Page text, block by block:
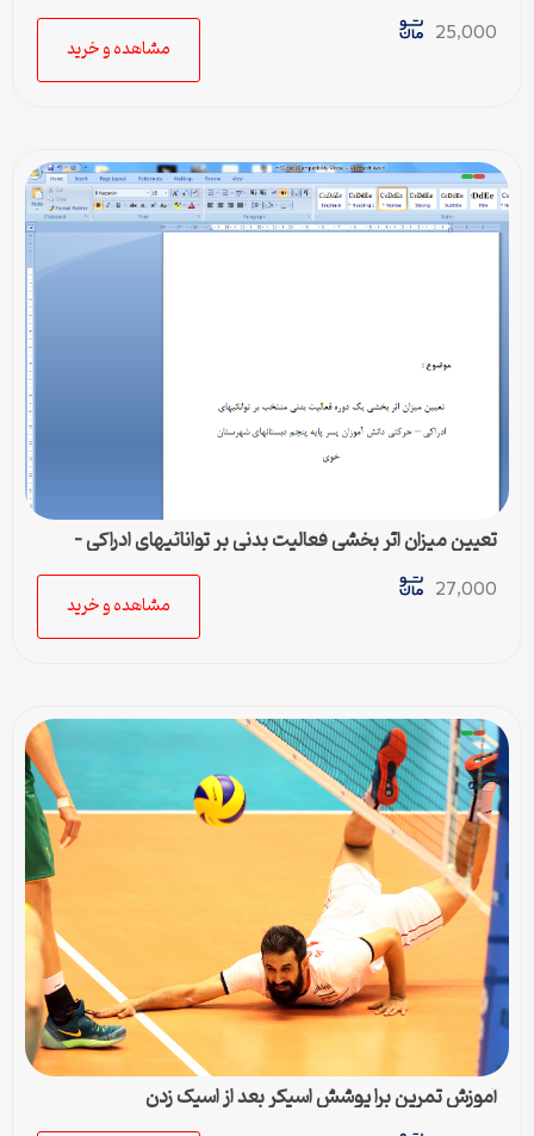
25,000
مشاهده و خرید
تعیین میزان اثر بخشی فعالیت بدنی بر توانائیهای ادراکی –
حرکتی
27,000
مشاهده و خرید
آموزش تمرین برا پوشش اسپکر بعد از اسپک زدن